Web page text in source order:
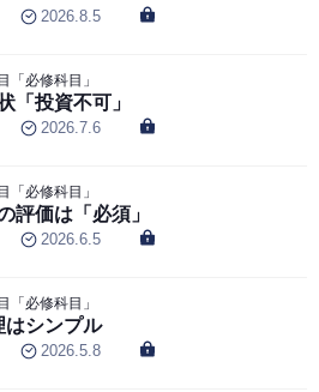
2026.8.5
必修科目」
「投資不可」
2026.7.6
必修科目」
評価は「必須」
2026.6.5
必修科目」
はシンプル
2026.5.8